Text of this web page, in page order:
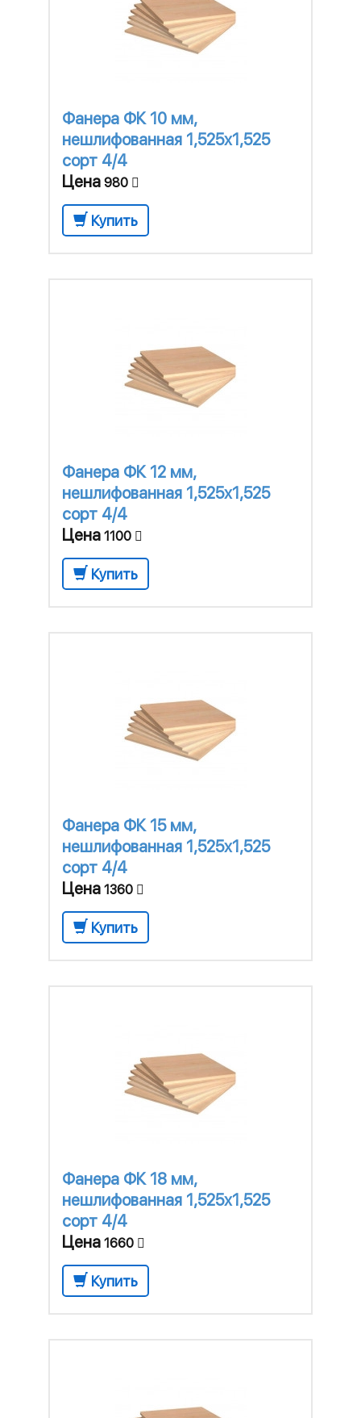
Фанера ФК 10 мм,
нешлифованная 1,525х1,525
сорт 4/4
Цена 980
Купить
Фанера ФК 12 мм,
нешлифованная 1,525х1,525
сорт 4/4
Цена 1100
Купить
Фанера ФК 15 мм,
нешлифованная 1,525х1,525
сорт 4/4
Цена 1360
Купить
Фанера ФК 18 мм,
нешлифованная 1,525х1,525
сорт 4/4
Цена 1660
Купить